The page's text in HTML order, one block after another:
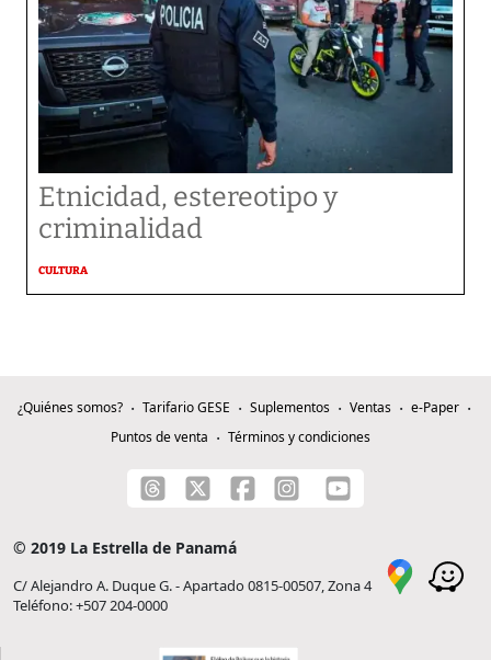
Etnicidad, estereotipo y
criminalidad
CULTURA
¿Quiénes somos? Tarifario GESE Suplementos Ventas
e-Paper
Puntos de venta
Términos y condiciones
© 2019 La Estrella de Panamá
C/ Alejandro A. Duque G. - Apartado 0815-00507, Zona 4
Teléfono: +507 204-0000